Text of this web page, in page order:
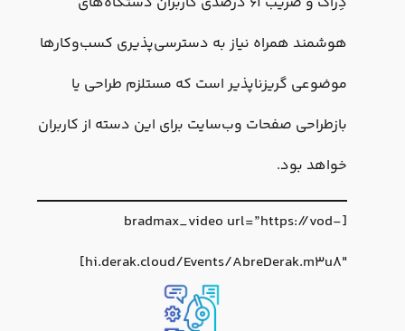
هوشمند همراه نیاز به دسترسی‌پذیری کسب‌وکارها
موضوعی گریزناپذیر است که مستلزم طراحی یا
بازطراحی صفحات وب‌سایت برای این دسته از کاربران
خواهد بود.
[bradmax_video url=”https://vod-
hi.derak.cloud/Events/AbreDerak.m3u8″]